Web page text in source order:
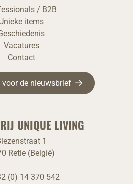
/ B2B
Unieke items
Vacatures
Contact
de nieuwsbrief
UNIQUE LIVING
1
Retie (België)
(0) 14 370 542